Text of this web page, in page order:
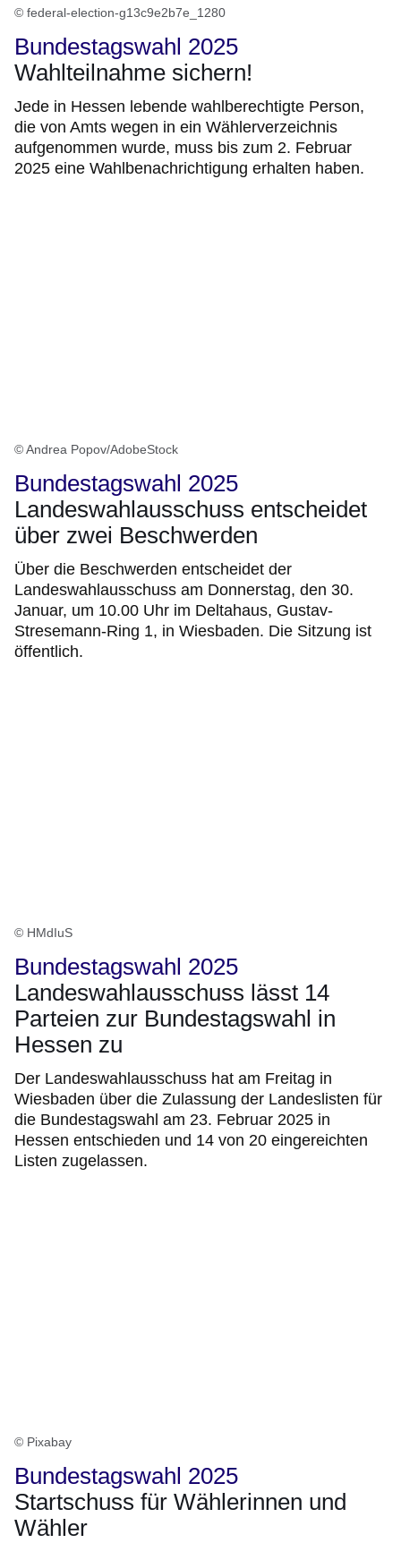
© federal-election-g13c9e2b7e_1280
Bundestagswahl 2025
Wahlteilnahme sichern!
Jede in Hessen lebende wahlberechtigte Person,
die von Amts wegen in ein Wählerverzeichnis
aufgenommen wurde, muss bis zum 2. Februar
2025 eine Wahlbenachrichtigung erhalten haben.
© Andrea Popov/AdobeStock
Bundestagswahl 2025
Landeswahlausschuss entscheidet
über zwei Beschwerden
Über die Beschwerden entscheidet der
Landeswahlausschuss am Donnerstag, den 30.
Januar, um 10.00 Uhr im Deltahaus, Gustav-
Stresemann-Ring 1, in Wiesbaden. Die Sitzung ist
öffentlich.
© HMdIuS
Bundestagswahl 2025
Landeswahlausschuss lässt 14
Parteien zur Bundestagswahl in
Hessen zu
Der Landeswahlausschuss hat am Freitag in
Wiesbaden über die Zulassung der Landeslisten für
die Bundestagswahl am 23. Februar 2025 in
Hessen entschieden und 14 von 20 eingereichten
Listen zugelassen.
© Pixabay
Bundestagswahl 2025
Startschuss für Wählerinnen und
Wähler